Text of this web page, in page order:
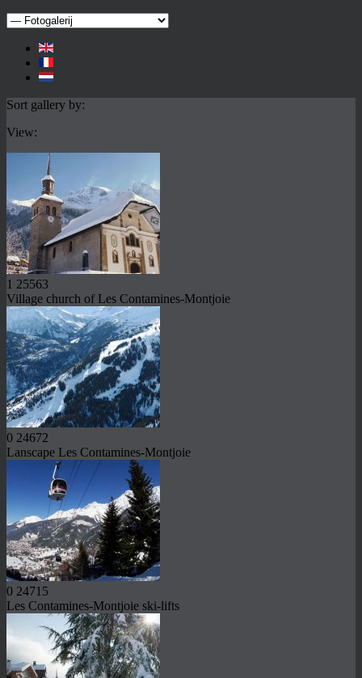
Sort gallery by:
View:
1 25563
Village church of Les Contamines-Montjoie
0 24672
Lanscape Les Contamines-Montjoie
0 24715
Les Contamines-Montjoie ski-lifts